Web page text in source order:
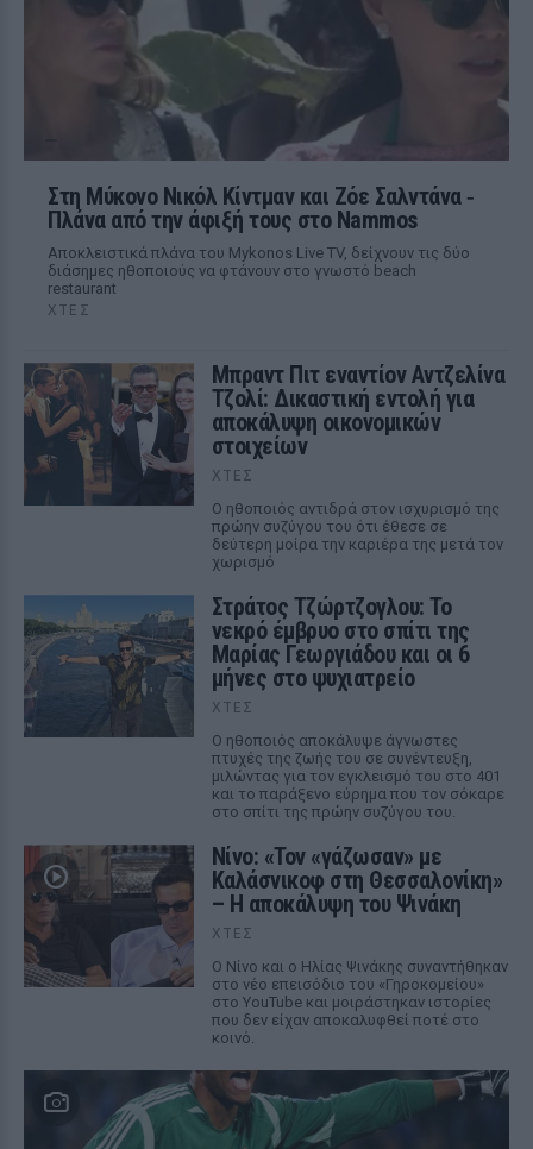
Στη Μύκονο Νικόλ Κίντμαν και Ζόε Σαλντάνα ‑
Πλάνα από την άφιξή τους στο Nammos
Αποκλειστικά πλάνα του Mykonos Live TV, δείχνουν τις δύο
διάσημες ηθοποιούς να φτάνουν στο γνωστό beach
restaurant
ΧΤΕΣ
Μπραντ Πιτ εναντίον Αντζελίνα
Τζολί: Δικαστική εντολή για
αποκάλυψη οικονομικών
στοιχείων
ΧΤΕΣ
Ο ηθοποιός αντιδρά στον ισχυρισμό της
πρώην συζύγου του ότι έθεσε σε
δεύτερη μοίρα την καριέρα της μετά τον
χωρισμό
Στράτος Τζώρτζογλου: Το
νεκρό έμβρυο στο σπίτι της
Μαρίας Γεωργιάδου και οι 6
μήνες στο ψυχιατρείο
ΧΤΕΣ
Ο ηθοποιός αποκάλυψε άγνωστες
πτυχές της ζωής του σε συνέντευξη,
μιλώντας για τον εγκλεισμό του στο 401
και το παράξενο εύρημα που τον σόκαρε
στο σπίτι της πρώην συζύγου του.
Νίνο: «Τον «γάζωσαν» με
Καλάσνικοφ στη Θεσσαλονίκη»
– Η αποκάλυψη του Ψινάκη
ΧΤΕΣ
Ο Νίνο και ο Ηλίας Ψινάκης συναντήθηκαν
στο νέο επεισόδιο του «Γηροκομείου»
στο YouTube και μοιράστηκαν ιστορίες
που δεν είχαν αποκαλυφθεί ποτέ στο
κοινό.